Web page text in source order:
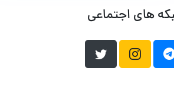
های اجتماعی